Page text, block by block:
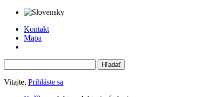
Kontakt
Mapa
Vitajte, Prihláste sa